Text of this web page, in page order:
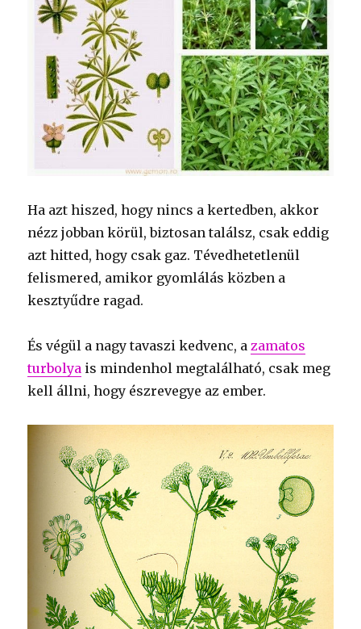
Ha azt hiszed, hogy nincs a kertedben, akkor
nézz jobban körül, biztosan találsz, csak eddig
azt hitted, hogy csak gaz. Tévedhetetlenül
felismered, amikor gyomlálás közben a
kesztyűdre ragad.
És végül a nagy tavaszi kedvenc, azamatos
turbolya is mindenhol megtalálható, csak meg
kell állni, hogy észrevegye az ember.